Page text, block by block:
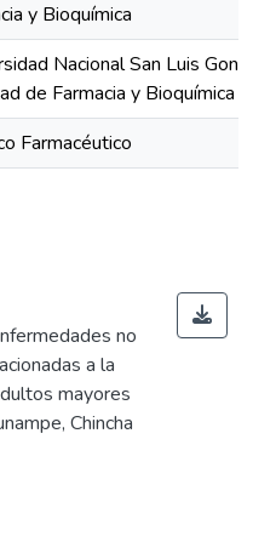
y Bioquímica
Nacional San Luis
de Farmacia y Bioquímica
Farmacéutico
no
a la
mayores
Chincha